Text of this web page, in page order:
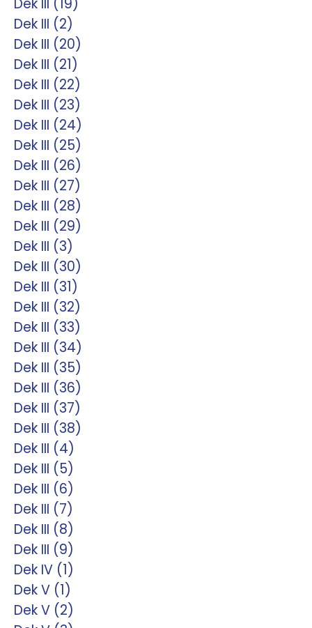
Dek III (2)
Dek III (20)
Dek III (21)
Dek III (22)
Dek III (23)
Dek III (24)
Dek III (25)
Dek III (26)
Dek III (27)
Dek III (28)
Dek III (29)
Dek III (3)
Dek III (30)
Dek III (31)
Dek III (32)
Dek III (33)
Dek III (34)
Dek III (35)
Dek III (36)
Dek III (37)
Dek III (38)
Dek III (4)
Dek III (5)
Dek III (6)
Dek III (7)
Dek III (8)
Dek III (9)
Dek IV (1)
Dek V (1)
Dek V (2)